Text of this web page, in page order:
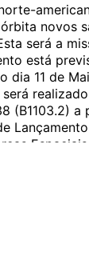
novos
será a
está
dia 11 de
será
(B1103.2) a